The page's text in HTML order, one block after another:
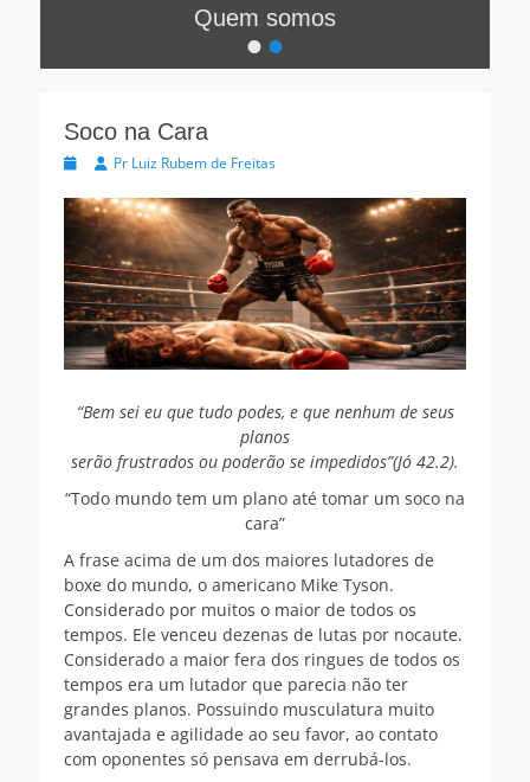
••
Quem somos
na
Luiz
Eduardo
de
Freitas
Soco na Cara
Postada
AutorPr Luiz Rubem de Freitas
“Bem sei eu que tudo podes, e que nenhum de seus
planos
serão frustrados ou poderão se impedidos”(Jó 42.2).
“Todo mundo tem um plano até tomar um soco na
cara”
A frase acima de um dos maiores lutadores de
boxe do mundo, o americano Mike Tyson.
Considerado por muitos o maior de todos os
tempos. Ele venceu dezenas de lutas por nocaute.
Considerado a maior fera dos ringues de todos os
tempos era um lutador que parecia não ter
grandes planos. Possuindo musculatura muito
avantajada e agilidade ao seu favor, ao contato
com oponentes só pensava em derrubá-los.